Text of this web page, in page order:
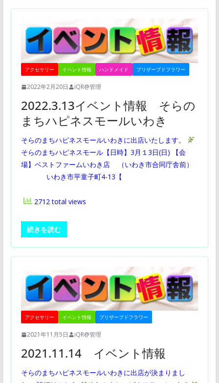
アクセサリー イベント情報 ハンドメイド プリザーブドフラワー
2022年2月20日 iQR@管理
2022.3.13イベント情報 そらの
まちハピネスモールいわき
そらのまちハピネスモールいわきに出店いたします。
そらのまちハピネスモール【日時】3月１3日(日) 【会
場】ベストファームいわき店 （いわき市合同庁舎前）
いわき市平童子町4-13【
2712 total views
続きを読む
アクセサリー イベント情報 プリザーブドフラワー
2021年11月5日 iQR@管理
2021.11.14 イベント情報
そらのまちハピネスモールいわきに出店が決まりまし